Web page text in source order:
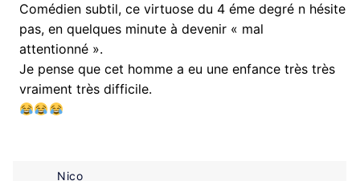
Comédien subtil, ce virtuose du 4 éme degré n hésite
pas, en quelques minute à devenir « mal
attentionné ».
Je pense que cet homme a eu une enfance très très
vraiment très difficile.
Nico